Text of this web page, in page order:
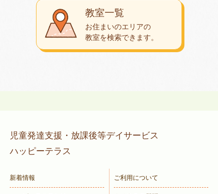
教室一覧
お住まいのエリアの
教室を検索できます。
児童発達支援・放課後等デイサービス
ハッピーテラス
新着情報 ご利用について